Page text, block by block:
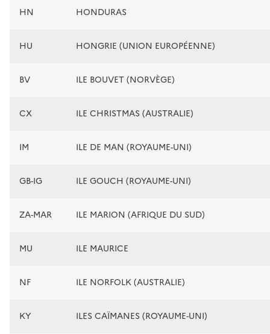
HN HONDURAS
HU HONGRIE (UNION EUROPÉENNE)
BV ILE BOUVET (NORVÈGE)
CX ILE CHRISTMAS (AUSTRALIE)
IM ILE DE MAN (ROYAUME-UNI)
GB-IG ILE GOUCH (ROYAUME-UNI)
ZA-MAR ILE MARION (AFRIQUE DU SUD)
MU ILE MAURICE
NF ILE NORFOLK (AUSTRALIE)
KY ILES CAÏMANES (ROYAUME-UNI)